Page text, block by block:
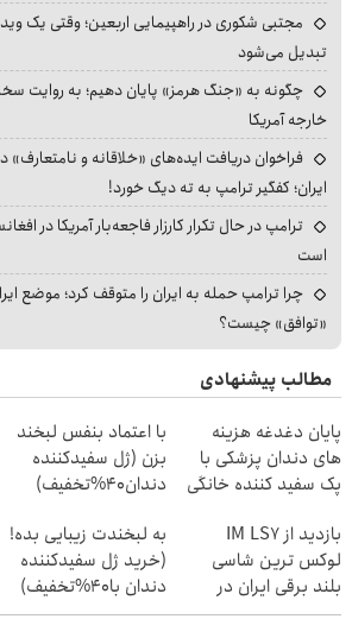
مجتبی شکوری در راهپیمایی اربعین؛ وقتی یک
تبدیل می‌شود
چگونه به «جنگ هرمز» پایان دهیم؛ به روایت
خارجه آمریکا
فراخوان دریافت ایده‌های «خلاقانه و نامتعارف»
ایران؛ کفگیر ترامپ به ته دیگ خورد!
ترامپ در حال تکرار کارزار فاجعه‌بار آمریکا در
است
چرا ترامپ حمله به ایران را متوقف کرد؛ موضع
«توافق» چیست؟
مطالب پیشنهادی
پایان دغدغه هزینه
های دندان پزشکی با
پک سفید کننده خانگی
با اعتماد بنفس لبخند
بزن (ژل سفیدکننده
دندان40%تخفیف)
بازدید از IM LS7
لوکس ترین شاسی
بلند برقی ایران در
باشگاه انقلاب
به لبخندت زیبایی بده!
(خرید ژل سفیدکننده
دندان با40%تخفیف)